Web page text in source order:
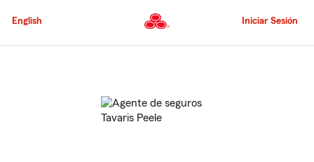
al
principal
English Iniciar Sesión